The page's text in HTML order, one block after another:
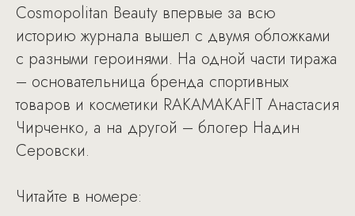
Cosmopolitan Beauty впервые за всю
историю журнала вышел с двумя обложками
с разными героинями. На одной части тиража
– основательница бренда спортивных
товаров и косметики RAKAMAKAFIT Анастасия
Чирченко, а на другой – блогер Надин
Серовски.
Читайте в номере: